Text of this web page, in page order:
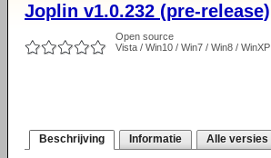
Joplin v1.0.232 (pre-release)
Open source
Vista / Win10 / Win7 / Win8 / WinXP
Beschrijving Informatie Alle versies